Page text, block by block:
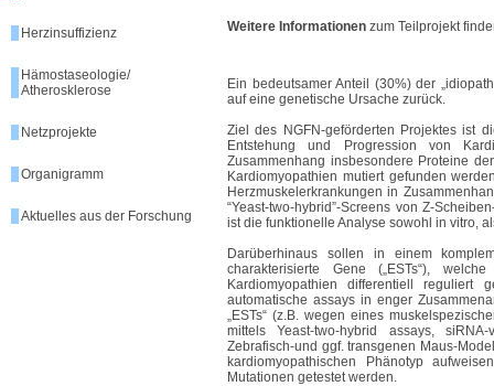
Herzinsuffizienz
Hämostaseologie/
Atherosklerose
Netzprojekte
Organigramm
Aktuelles aus der Forschung
Weitere Informationen zum Teilprojekt
Ein bedeutsamer Anteil (30%) der
auf eine genetische Ursache zurück.
Ziel des NGFN-geförderten Projektes ist
Entstehung und Progression von
Zusammenhang insbesondere Proteine
Kardiomyopathien mutiert gefunden
Herzmuskelerkrankungen in
“Yeast-two-hybrid”-Screens von Z-
ist die funktionelle Analyse sowohl in vitro,
Darüberhinaus sollen in einem
charakterisierte Gene („ESTs“),
Kardiomyopathien differentiell reguliert
automatische assays in enger
„ESTs“ (z.B. wegen eines
mittels Yeast-two-hybrid assays,
Zebrafisch-und ggf. transgenen Maus-
kardiomyopathischen Phänotyp
Mutationen getestet werden.